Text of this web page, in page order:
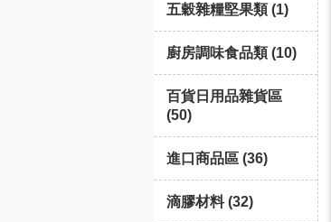
五穀雜糧堅果類 (1)
廚房調味食品類 (10)
百貨日用品雜貨區
(50)
進口商品區 (36)
滴膠材料 (32)